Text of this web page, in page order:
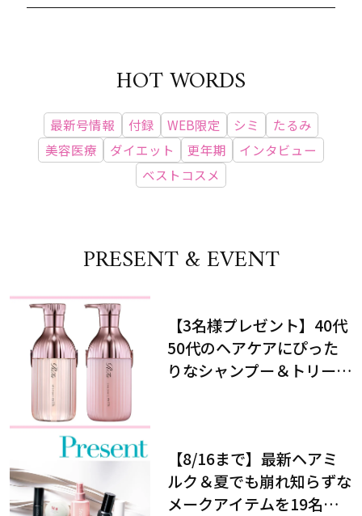
HOT WORDS
最新号情報 付録 WEB限定 シミ
たるみ
美容医療
ダイエット 更年期
インタビュー
ベストコスメ
PRESENT & EVENT
【3名様プレゼント】40代
50代のヘアケアにぴった
りなシャンプー＆トリート
【8/16まで】最新ヘアミ
ルク＆夏でも崩れ知らずな
メークアイテムを19名様